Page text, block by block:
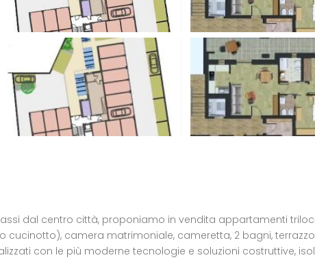
passi dal centro città, proponiamo in vendita
( o cucinotto), camera matrimoniale,
con le più moderne tecnologie e soluzioni costruttive,